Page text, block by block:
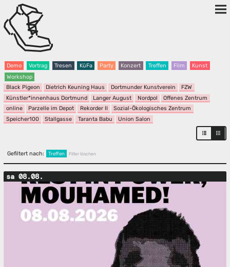
Demo Vortrag Tresen KüFa Party Konzert Treffen Film
Kunst
Workshop
Black Pigeon
Dietrich Keuning Haus Dortmunder Kunstverein
FZW
Künstler*innenhaus Dortmund
Langer August Nordpol
Offenes Zentrum
online
Parzelle im Depot Rekorder II
Sozial-Ökologisches Zentrum
Speicher100
Stallgasse Taranta Babu Union Salon
Gefiltert nach: Treffen Filter löschen
sa 08.08.